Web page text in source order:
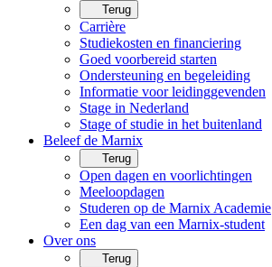
Terug
Carrière
Studiekosten en financiering
Goed voorbereid starten
Ondersteuning en begeleiding
Informatie voor leidinggevenden
Stage in Nederland
Stage of studie in het buitenland
Beleef de Marnix
Terug
Open dagen en voorlichtingen
Meeloopdagen
Studeren op de Marnix Academie
Een dag van een Marnix-student
Over ons
Terug